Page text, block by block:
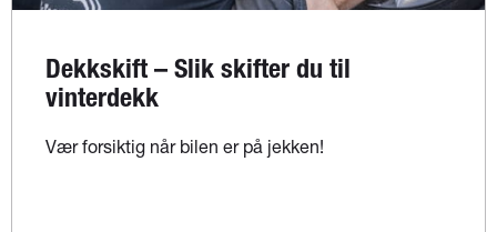
Dekkskift – Slik skifter du til
vinterdekk
Vær forsiktig når bilen er på jekken!